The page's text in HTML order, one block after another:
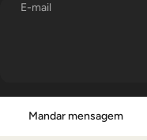
E-mail
Mandar mensagem